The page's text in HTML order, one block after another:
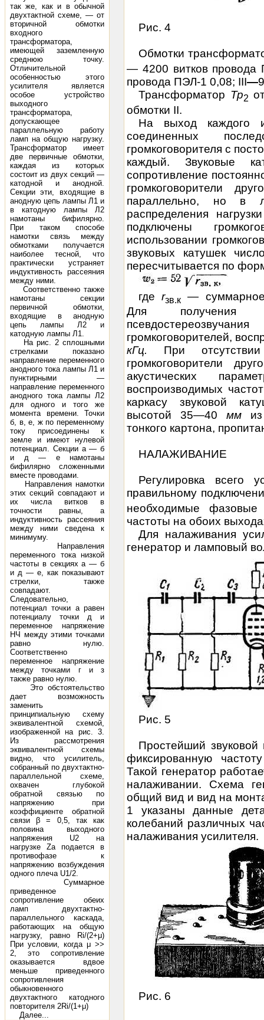
так же, как и в обычной
двухтактной схеме, — от
вторичной обмотки
входного
трансформатора,
имеющей заземленную
среднюю точку.
Отличительной
особенностью этого
усилителя является
особое устройство
выходного
трансформатора,
допускающее
параллельную работу
ламп на общую нагрузку.
Трансформатор имеет
две первичные обмотки,
каждая из которых
состоит из двух секций —
катодной и анодной.
Секции эти, входящие в
анодную цепь лампы Л1 и
в катодную лампы Л2
намотаны бифилярно.
При таком способе
намотки связь между
обмотками получается
наиболее тесной, что
практически устраняет
индуктивность рассеяния
между ними.
Соответственно также
намотаны секции
первичной обмотки,
входящие в анодную
цепь лампы Л2 и
катодную лампы Л1.
На рис. 2 сплошными
стрелками показано
направление переменного
анодного тока лампы Л1 и
пунктирными —
направление переменного
анодного тока лампы Л2
для одного и того же
момента времени. Точки
б, в, е, ж по переменному
току присоединены к
земле и имеют нулевой
потенциал. Секции a — б
и д — е намотаны
бифилярно сложенными
вместе проводами.
Направления намотки
этих секций совпадают и
их числа витков в
точности равны, а
индуктивность рассеяния
между ними сведена к
минимуму.
Направления
переменного тока низкой
частоты в секциях a — б
и д — е, как показывают
стрелки, также
совпадают.
Следовательно,
потенциал точки а равен
потенциалу точки д и
переменное напряжение
НЧ между этими точками
равно нулю.
Соответственно
переменное напряжение
между точками г и з
также равно нулю.
Это обстоятельство
дает возможность
заменить
принципиальную схему
эквивалентной схемой,
изображенной на рис. 3.
Из рассмотрения
эквивалентной схемы
видно, что усилитель,
собранный по двухтактно-
параллельной схеме,
охвачен глубокой
обратной связью по
напряжению при
коэффициенте обратной
связи β = 0,5, так как
половина выходного
напряжения U2 на
нагрузке Zа подается в
противофазе к
напряжению возбуждения
одного плеча U1/2.
Суммарное
приведенное
сопротивление обеих
ламп двухтактно-
параллельного каскада,
работающих на общую
нагрузку, равно Ri/(2+μ)
При условии, когда μ >>
2, это сопротивление
оказывается вдвое
меньше приведенного
сопротивления
обыкновенного
двухтактного катодного
повторителя 2Ri/(1+μ)
Далее...
Рис. 4
Обмотки
— 4200 витков
провода ПЭЛ-1 0,08; III—
Трансформатор Тр2
обмотки II.
На выход каждого
соединенных
громкоговорителя с
каждый. Звуковые
сопротивление
громкоговорители
параллельно, но в
распределения
подключены
использовании
звуковых катушек
пересчитывается по
гдеrзв.к
— суммарное
Для получения
громкоговорителей,
кГц. При
громкоговорители
акустических
воспроизводимых
каркасу звуковой
высотой 35—40мм
тонкого картона,
НАЛАЖИВАНИЕ
Регулировка всего
правильному
необходимые
частоты на обоих
Для налаживания
генератор и ламповый
Рис. 5
Простейший
фиксированную
Такой генератор
налаживании. Схема
общий вид и вид на
1 указаны данные
колебаний различных
налаживания усилителя.
Рис. 6